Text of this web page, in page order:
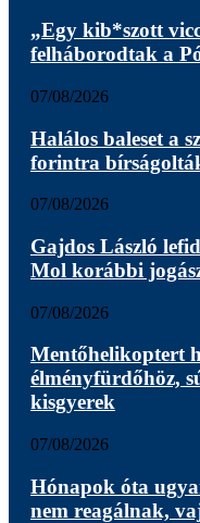
„Egy kib*szott
felháborodtak a
07/08/2026
Halálos baleset a
forintra
07/08/2026
Gajdos László
Mol korábbi
07/08/2026
Mentőhelikoptert
élményfürdőhöz,
kisgyerek
07/08/2026
Hónapok óta
nem reagálnak,